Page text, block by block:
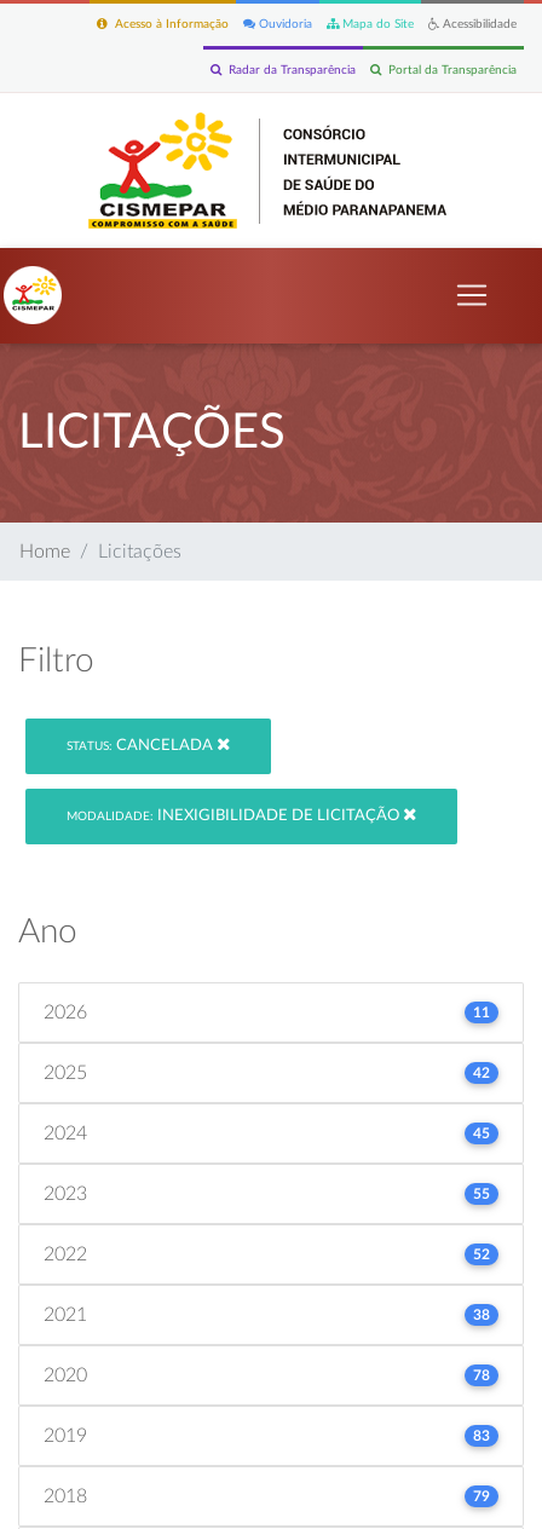
Acessibilidade
Mapa do Site
Ouvidoria
Acesso à Informação
Portal da Transparência
Radar da Transparência
LICITAÇÕES
Home Licitações
Filtro
STATUS: CANCELADA
MODALIDADE: INEXIGIBILIDADE DE LICITAÇÃO
Ano
2026 11
2025 42
2024 45
2023 55
2022 52
2021 38
2020 78
2019 83
2018 79